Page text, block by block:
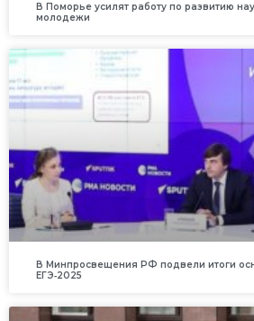
В Поморье усилят работу по развитию
молодежи
В Минпросвещения РФ подвели итоги
ЕГЭ‑2025